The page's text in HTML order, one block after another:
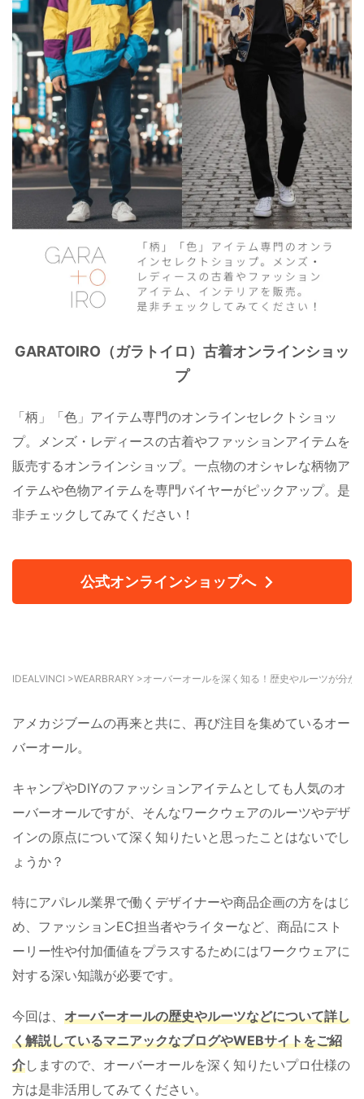
GARATOIRO（ガラトイロ）古着オンラインショッ
プ
「柄」「色」アイテム専門のオンラインセレクトショッ
プ。メンズ・レディースの古着やファッションアイテムを
販売するオンラインショップ。一点物のオシャレな柄物ア
イテムや色物アイテムを専門バイヤーがピックアップ。是
非チェックしてみてください！
公式オンラインショップへ
IDEALVINCI >WEARBRARY >オーバーオールを深く知る！歴史やルーツが分か
アメカジブームの再来と共に、再び注目を集めているオー
バーオール。
キャンプやDIYのファッションアイテムとしても人気のオ
ーバーオールですが、そんなワークウェアのルーツやデザ
インの原点について深く知りたいと思ったことはないでし
ょうか？
特にアパレル業界で働くデザイナーや商品企画の方をはじ
め、ファッションEC担当者やライターなど、商品にスト
ーリー性や付加価値をプラスするためにはワークウェアに
対する深い知識が必要です。
今回は、 オーバーオールの歴史やルーツなどについて詳し
く解説しているマニアックなブログやWEBサイトをご紹
介しますので、オーバーオールを深く知りたいプロ仕様の
方は是非活用してみてください。